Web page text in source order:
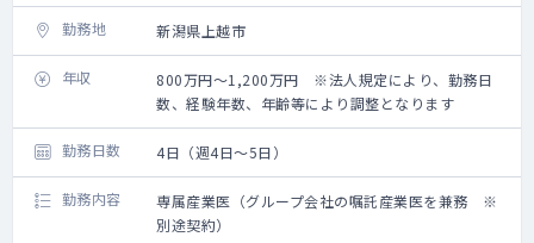
勤務地 新潟県上越市
年収
800万円～1,200万円 ※法人規定により、勤務日
数、経験年数、年齢等により調整となります
勤務日数 4日（週4日～5日）
勤務内容
専属産業医（グループ会社の嘱託産業医を兼務 ※
別途契約）